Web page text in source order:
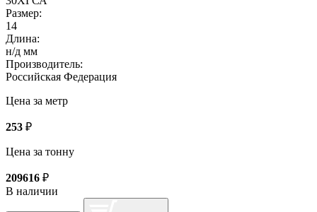
Размер:
14
Длина:
н/д мм
Производитель:
Российская Федерация
Цена за метр
253 ₽
Цена за тонну
209616 ₽
В наличии